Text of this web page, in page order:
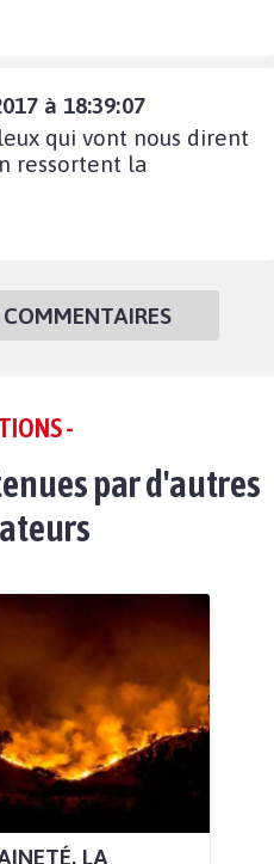
à 18:39:07
qui vont nous dirent
ressortent la
-
par d'autres
LA